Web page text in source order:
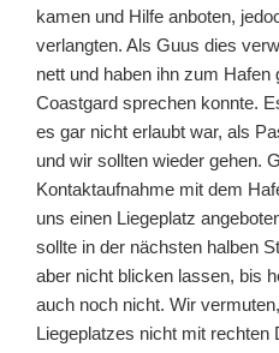
kamen und Hilfe anboten,
verlangten. Als Guus dies
nett und haben ihn zum
Coastgard sprechen konnte.
es gar nicht erlaubt war, als
und wir sollten wieder gehen.
Kontaktaufnahme mit dem
uns einen Liegeplatz
sollte in der nächsten halben
aber nicht blicken lassen, bis
auch noch nicht. Wir
Liegeplatzes nicht mit rechten